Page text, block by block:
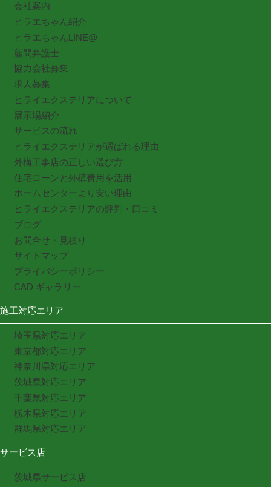
会社案内
ヒラエちゃん紹介
ヒラエちゃんLINE@
顧問弁護士
協力会社募集
求人募集
ヒライエクステリアについて
展示場紹介
サービスの流れ
ヒライエクステリアが選ばれる理由
外構工事店の正しい選び方
住宅ローンと外構費用を活用
ホームセンターより安い理由
ヒライエクステリアの評判・口コミ
ブログ
お問合せ・見積り
サイトマップ
プライバシーポリシー
CAD ギャラリー
施工対応エリア
埼玉県対応エリア
東京都対応エリア
神奈川県対応エリア
茨城県対応エリア
千葉県対応エリア
栃木県対応エリア
群馬県対応エリア
サービス店
茨城県サービス店